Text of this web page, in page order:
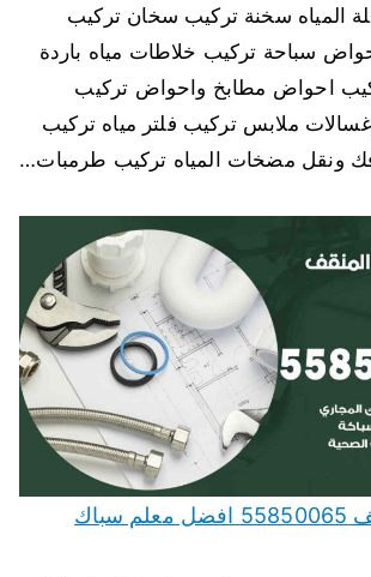
المياه سخنة تركيب سخان تركيب
سباحة تركيب خلاطات مياه باردة
احواض مطابخ واحواض تركيب
ملابس تركيب فلتر مياه تركيب
ونقل مضخات المياه تركيب طرمبات…
فني صحي المنقف 55850065 افضل معلم سباك